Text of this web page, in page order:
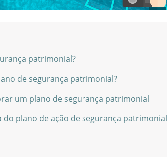
patrimonial?
de segurança patrimonial?
um plano de segurança patrimonial
do plano de ação de segurança patrimonial